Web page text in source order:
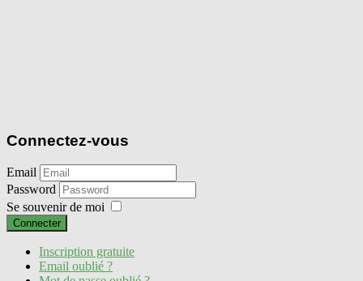
Connectez-vous
Email
Password
Se souvenir de moi
Connecter
Inscription gratuite
Email oublié ?